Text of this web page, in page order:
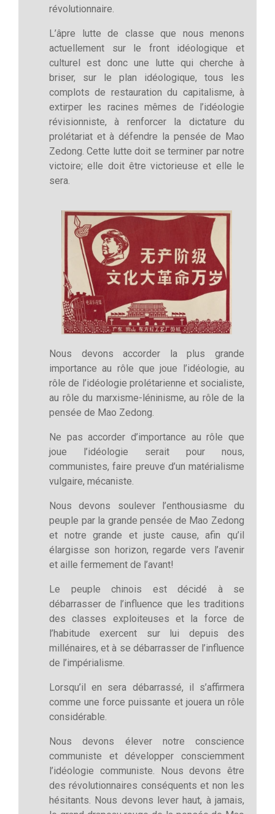
révolutionnaire.
L’âpre lutte de classe que nous menons
actuellement sur le front idéologique et
culturel est donc une lutte qui cherche à
briser, sur le plan idéologique, tous les
complots de restauration du capitalisme, à
extirper les racines mêmes de l’idéologie
révisionniste, à renforcer la dictature du
prolétariat et à défendre la pensée de Mao
Zedong. Cette lutte doit se terminer par notre
victoire; elle doit être victorieuse et elle le
sera.
Nous devons accorder la plus grande
importance au rôle que joue l’idéologie, au
rôle de l’idéologie prolétarienne et socialiste,
au rôle du marxisme-léninisme, au rôle de la
pensée de Mao Zedong.
Ne pas accorder d’importance au rôle que
joue l’idéologie serait pour nous,
communistes, faire preuve d’un matérialisme
vulgaire, mécaniste.
Nous devons soulever l’enthousiasme du
peuple par la grande pensée de Mao Zedong
et notre grande et juste cause, afin qu’il
élargisse son horizon, regarde vers l’avenir
et aille fermement de l’avant!
Le peuple chinois est décidé à se
débarrasser de l’influence que les traditions
des classes exploiteuses et la force de
l’habitude exercent sur lui depuis des
millénaires, et à se débarrasser de l’influence
de l’impérialisme.
Lorsqu’il en sera débarrassé, il s’affirmera
comme une force puissante et jouera un rôle
considérable.
Nous devons élever notre conscience
communiste et développer consciemment
l’idéologie communiste. Nous devons être
des révolutionnaires conséquents et non les
hésitants. Nous devons lever haut, à jamais,